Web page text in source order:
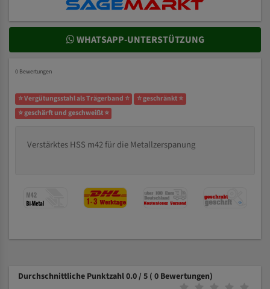
WHATSAPP-UNTERSTÜTZUNG
0 Bewertungen
⭐ Vergütungsstahl als Trägerband ⭐
⭐ geschränkt ⭐
⭐ geschärft und geschweißt ⭐
Verstärktes HSS m42 für die Metallzerspanung
Durchschnittliche Punktzahl 0.0 / 5 ( 0 Bewertungen)